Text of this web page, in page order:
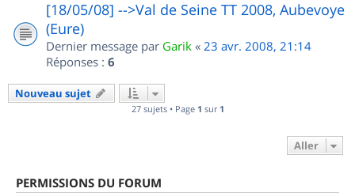
[18/05/08] -->Val de Seine TT 2008, Aubevoye
(Eure)
Dernier message par Garik « 23 avr. 2008, 21:14
Réponses : 6
Nouveau sujet
27 sujets • Page 1 sur 1
Aller
PERMISSIONS DU FORUM